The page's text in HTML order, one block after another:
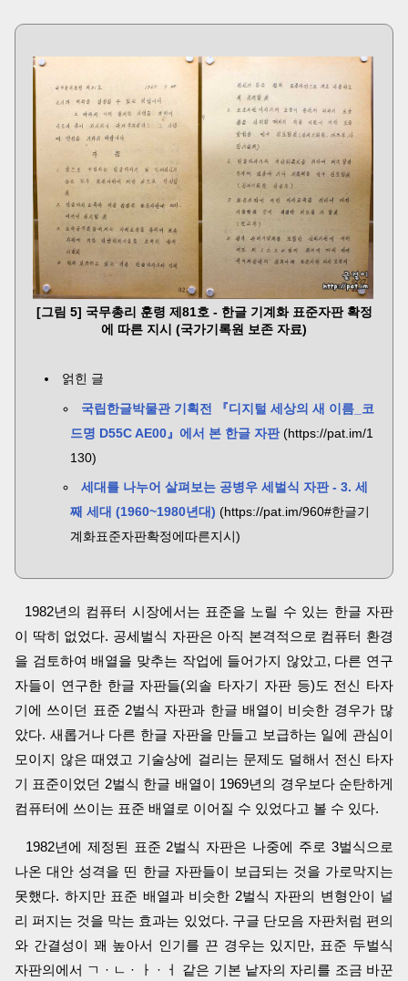
[그림 5] 국무총리 훈령 제81호 - 한글 기계화 표준자판 확정
에 따른 지시 (국가기록원 보존 자료)
얽힌 글
국립한글박물관 기획전 『디지털 세상의 새 이름_코
드명 D55C AE00』에서 본 한글 자판(https://pat.im/1
130)
세대를 나누어 살펴보는 공병우 세벌식 자판 - 3. 세
째 세대 (1960~1980년대) (https://pat.im/960#한글기
계화표준자판확정에따른지시)
1982년의 컴퓨터 시장에서는 표준을 노릴 수 있는 한글 자판
이 딱히 없었다. 공세벌식 자판은 아직 본격적으로 컴퓨터 환경
을 검토하여 배열을 맞추는 작업에 들어가지 않았고, 다른 연구
자들이 연구한 한글 자판들(외솔 타자기 자판 등)도 전신 타자
기에 쓰이던 표준 2벌식 자판과 한글 배열이 비슷한 경우가 많
았다. 새롭거나 다른 한글 자판을 만들고 보급하는 일에 관심이
모이지 않은 때였고 기술상에 걸리는 문제도 덜해서 전신 타자
기 표준이었던 2벌식 한글 배열이 1969년의 경우보다 순탄하게
컴퓨터에 쓰이는 표준 배열로 이어질 수 있었다고 볼 수 있다.
1982년에 제정된 표준 2벌식 자판은 나중에 주로 3벌식으로
나온 대안 성격을 띤 한글 자판들이 보급되는 것을 가로막지는
못했다. 하지만 표준 배열과 비슷한 2벌식 자판의 변형안이 널
리 퍼지는 것을 막는 효과는 있었다. 구글 단모음 자판처럼 편의
와 간결성이 꽤 높아서 인기를 끈 경우는 있지만, 표준 두벌식
자판의에서 ㄱ · ㄴ · ㅏ · ㅓ 같은 기본 낱자의 자리를 조금 바꾼